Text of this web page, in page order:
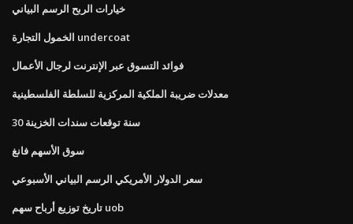
خيارات الربح الرسم البياني
الخمول التجارة undercoat
فوائد التسوق عبر الإنترنت لرجال الأعمال
معدلات ضريبة الملكية المركزية للسلطة الفلسطينية
30 سنة توقعات سندات الخزينة
سوق الأسهم فانغ
سعر الدولار الأمريكي الرسم البياني الأسبوعي
تاريخ توزيع أرباح سهم uob